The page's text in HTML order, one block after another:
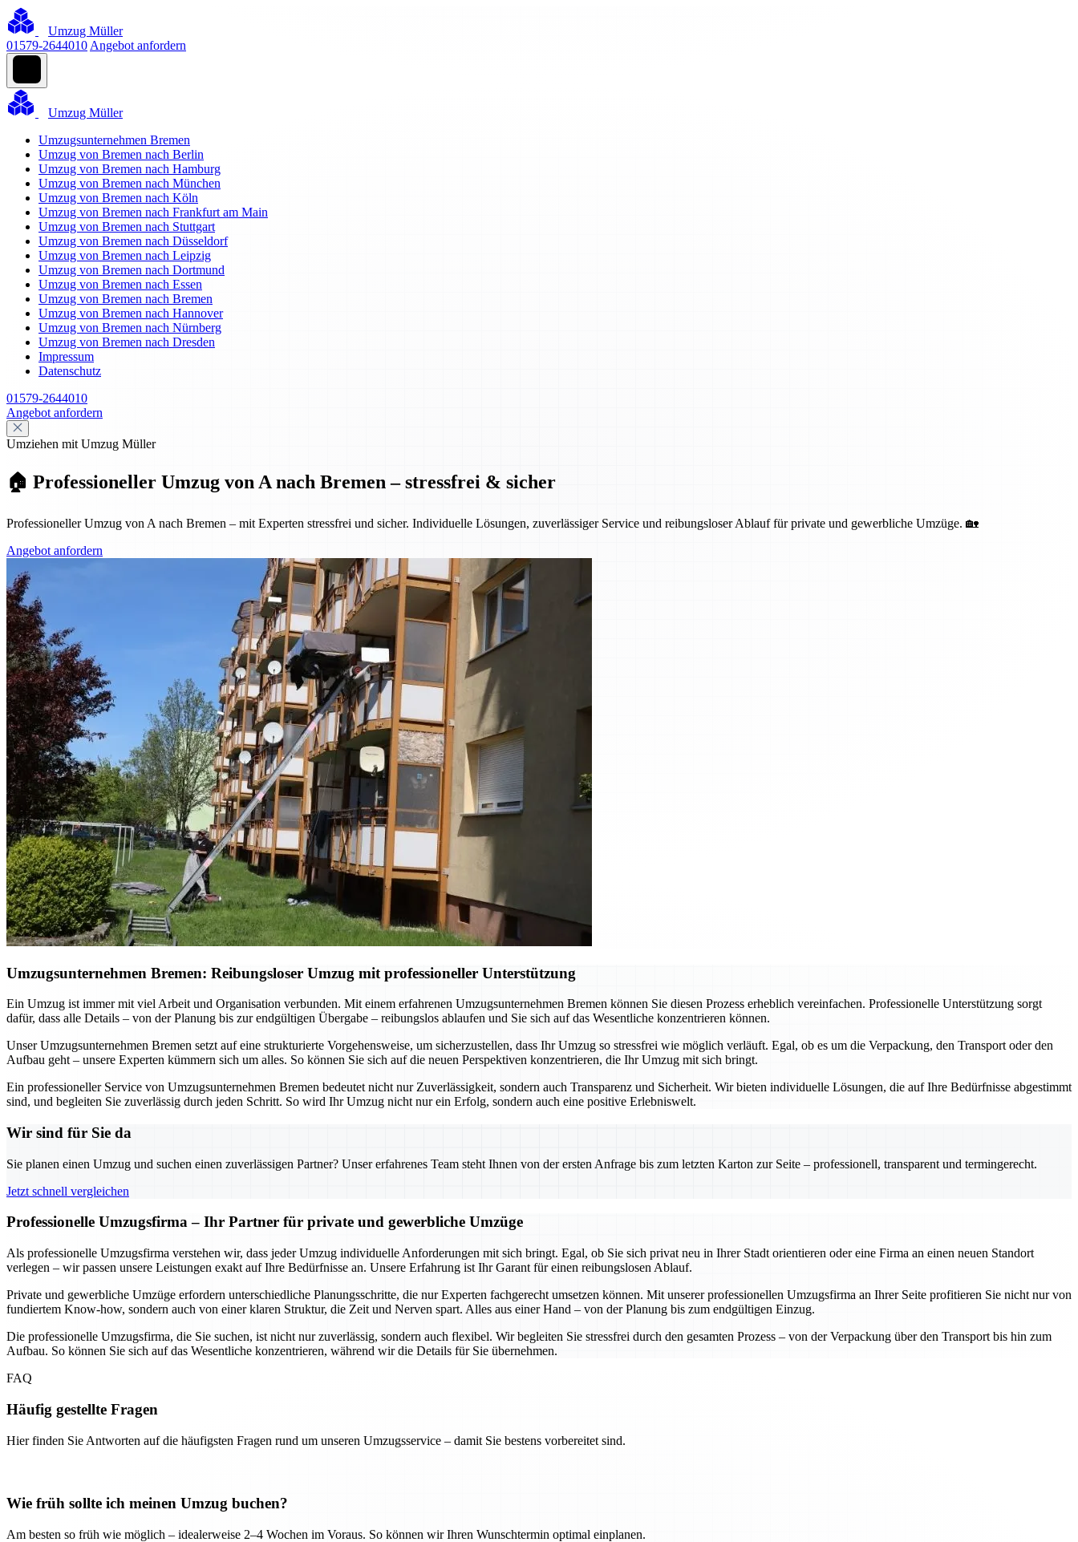
Umzug Müller
01579-2644010 Angebot anfordern
Umzug Müller
Umzugsunternehmen Bremen
Umzug von Bremen nach Berlin
Umzug von Bremen nach Hamburg
Umzug von Bremen nach München
Umzug von Bremen nach Köln
Umzug von Bremen nach Frankfurt am Main
Umzug von Bremen nach Stuttgart
Umzug von Bremen nach Düsseldorf
Umzug von Bremen nach Leipzig
Umzug von Bremen nach Dortmund
Umzug von Bremen nach Essen
Umzug von Bremen nach Bremen
Umzug von Bremen nach Hannover
Umzug von Bremen nach Nürnberg
Umzug von Bremen nach Dresden
Impressum
Datenschutz
01579-2644010
Angebot anfordern
Umziehen mit Umzug Müller
🏠 Professioneller Umzug von A nach Bremen – stressfrei & sicher
Professioneller Umzug von A nach Bremen – mit Experten stressfrei und sicher. Individuelle Lösungen, zuverlässiger Service und reibungsloser Ablauf für private und gewerbliche Umzüge. 🏡
Angebot anfordern
Umzugsunternehmen Bremen: Reibungsloser Umzug mit professioneller Unterstützung
Ein Umzug ist immer mit viel Arbeit und Organisation verbunden. Mit einem erfahrenen Umzugsunternehmen Bremen können Sie diesen Prozess erheblich vereinfachen. Professionelle Unterstützung sorgt
dafür, dass alle Details – von der Planung bis zur endgültigen Übergabe – reibungslos ablaufen und Sie sich auf das Wesentliche konzentrieren können.
Unser Umzugsunternehmen Bremen setzt auf eine strukturierte Vorgehensweise, um sicherzustellen, dass Ihr Umzug so stressfrei wie möglich verläuft. Egal, ob es um die Verpackung, den Transport oder den
Aufbau geht – unsere Experten kümmern sich um alles. So können Sie sich auf die neuen Perspektiven konzentrieren, die Ihr Umzug mit sich bringt.
Ein professioneller Service von Umzugsunternehmen Bremen bedeutet nicht nur Zuverlässigkeit, sondern auch Transparenz und Sicherheit. Wir bieten individuelle Lösungen, die auf Ihre Bedürfnisse abgestimmt
sind, und begleiten Sie zuverlässig durch jeden Schritt. So wird Ihr Umzug nicht nur ein Erfolg, sondern auch eine positive Erlebniswelt.
Wir sind für Sie da
Sie planen einen Umzug und suchen einen zuverlässigen Partner? Unser erfahrenes Team steht Ihnen von der ersten Anfrage bis zum letzten Karton zur Seite – professionell, transparent und termingerecht.
Jetzt schnell vergleichen
Professionelle Umzugsfirma – Ihr Partner für private und gewerbliche Umzüge
Als professionelle Umzugsfirma verstehen wir, dass jeder Umzug individuelle Anforderungen mit sich bringt. Egal, ob Sie sich privat neu in Ihrer Stadt orientieren oder eine Firma an einen neuen Standort
verlegen – wir passen unsere Leistungen exakt auf Ihre Bedürfnisse an. Unsere Erfahrung ist Ihr Garant für einen reibungslosen Ablauf.
Private und gewerbliche Umzüge erfordern unterschiedliche Planungsschritte, die nur Experten fachgerecht umsetzen können. Mit unserer professionellen Umzugsfirma an Ihrer Seite profitieren Sie nicht nur von
fundiertem Know-how, sondern auch von einer klaren Struktur, die Zeit und Nerven spart. Alles aus einer Hand – von der Planung bis zum endgültigen Einzug.
Die professionelle Umzugsfirma, die Sie suchen, ist nicht nur zuverlässig, sondern auch flexibel. Wir begleiten Sie stressfrei durch den gesamten Prozess – von der Verpackung über den Transport bis hin zum
Aufbau. So können Sie sich auf das Wesentliche konzentrieren, während wir die Details für Sie übernehmen.
FAQ
Häufig gestellte Fragen
Hier finden Sie Antworten auf die häufigsten Fragen rund um unseren Umzugsservice – damit Sie bestens vorbereitet sind.
Wie früh sollte ich meinen Umzug buchen?
Am besten so früh wie möglich – idealerweise 2–4 Wochen im Voraus. So können wir Ihren Wunschtermin optimal einplanen.